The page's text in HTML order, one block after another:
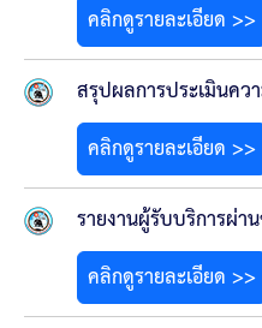
เปลี่ยนแปลงประกาศ
เปลี่ยนแปลงประกา
ประกาศขายทอดตล
ประกาศกำหนดอายุ
คู่มือการปฏิบัติงานฝ่
คลิกดูรายละเอียด >>
สรุปผลการประเมินค
คลิกดูรายละเอียด >>
รายงานผู้รับบริการผ่
คลิกดูรายละเอียด >>